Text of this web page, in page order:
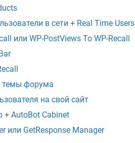
в сети + Real Time Users
или WP-PostViews To WP-Recall
темы форума
на свой сайт
+ AutoBot Cabinet
или GetResponse Manager